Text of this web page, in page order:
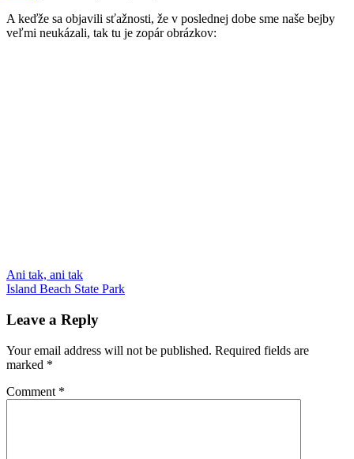
A keďže sa objavili sťažnosti, že v poslednej dobe sme naše bejby
veľmi neukázali, tak tu je zopár obrázkov:
BelvederCentral
parkKikakorytnačky
Post
navigation
Previous
Post:
Ani tak, ani tak
Next
Island Beach State Park
Leave a Reply
Your email address will not be published. Required fields are
marked *
Comment *